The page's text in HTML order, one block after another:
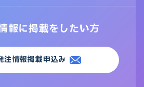
報に掲載をしたい方
注情報掲載申込み